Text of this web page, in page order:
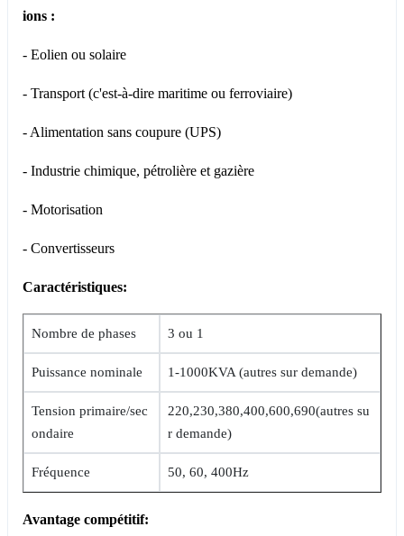
ions :
- Eolien ou solaire
- Transport (c'est-à-dire maritime ou ferroviaire)
- Alimentation sans coupure (UPS)
- Industrie chimique, pétrolière et gazière
- Motorisation
- Convertisseurs
Caractéristiques:
Nombre de phases 3 ou 1
Puissance nominale 1-1000KVA (autres sur demande)
Tension primaire/sec
ondaire
220,230,380,400,600,690(autres su
r demande)
Fréquence 50, 60, 400Hz
Avantage compétitif: